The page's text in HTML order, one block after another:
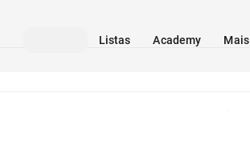
Listas Academy Mais